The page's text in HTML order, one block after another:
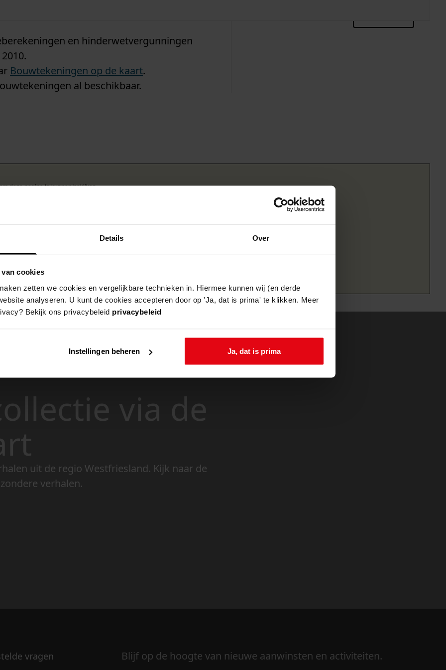
Details Over
cookies
zetten we cookies en vergelijkbare technieken in. Hiermee kunnen wij (en derde
analyseren. U kunt de cookies accepteren door op 'Ja, dat is prima' te klikken. Meer
Bekijk ons privacybeleid privacybeleid
Instellingen beheren Ja, dat is prima
en hinderwetvergunningen
Bouwtekeningen op de kaart.
al beschikbaar.
deze pagina te kunnen bekijken.
via de
uit de regio Westfriesland. Kijk naar de
verhalen.
vragen Blijf op de hoogte van nieuwe aanwinsten en activiteiten.